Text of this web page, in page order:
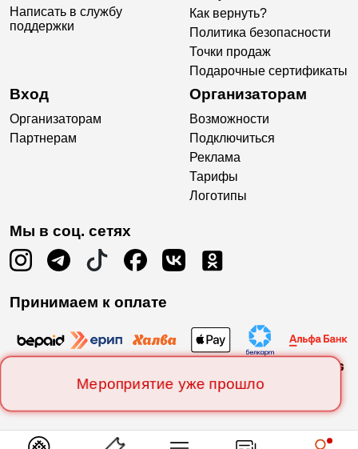
Мероприятие уже прошло
Написать в службу
поддержки
Как вернуть?
Политика безопасности
Точки продаж
Подарочные сертификаты
Вход
Организаторам
Партнерам
Организаторам
Возможности
Подключиться
Реклама
Тарифы
Логотипы
Мы в соц. сетях
Принимаем к оплате